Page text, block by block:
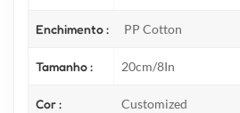
Enchimento : PP Cotton
Tamanho : 20cm/8In
Cor : Customized